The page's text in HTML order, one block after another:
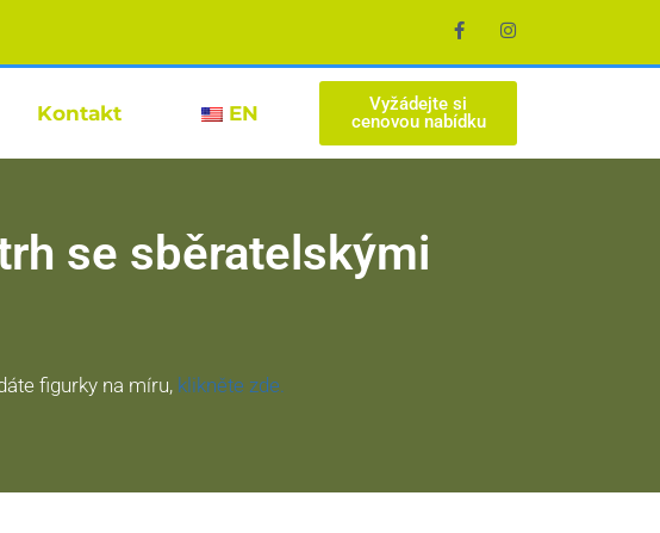
Kontakt EN
Vyžádejte si
cenovou nabídku
se sběratelskými
figurky na míru, klikněte zde.